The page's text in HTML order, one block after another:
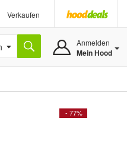
Verkaufen
Anmelden
Mein Hood
- 77%